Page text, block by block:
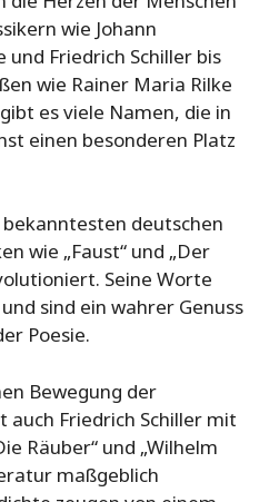
wie Johann
Friedrich Schiller bis
wie Rainer Maria Rilke
es viele Namen, die in
einen besonderen Platz
deutschen
wie „Faust“ und „Der
Seine Worte
sind ein wahrer Genuss
Poesie.
Bewegung der
auch Friedrich Schiller mit
Räuber“ und „Wilhelm
maßgeblich